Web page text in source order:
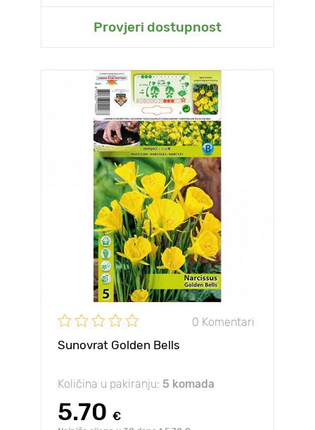
Provjeri dostupnost
0 Komentari
Sunovrat Golden Bells
Količina u pakiranju: 5 komada
5.70 €